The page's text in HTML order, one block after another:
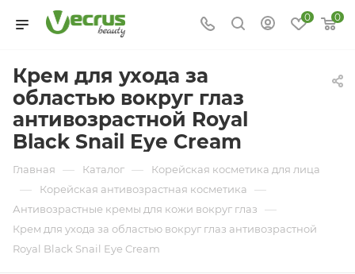
0 0
Крем для ухода за
областью вокруг глаз
антивозрастной Royal
Black Snail Eye Cream
Главная — Каталог — Корейская косметика для лица
— Корейская антивозрастная косметика —
Антивозрастные кремы для кожи вокруг глаз —
Крем для ухода за областью вокруг глаз антивозрастной
Royal Black Snail Eye Cream